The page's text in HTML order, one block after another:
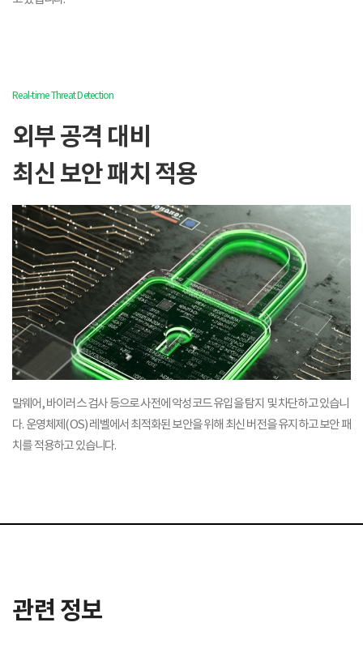
Real-time Threat Detection
외부 공격 대비
최신 보안 패치 적용
말웨어, 바이러스 검사 등으로 사전에 악성코드 유입을탐지 및 차단하고 있습니
다. 운영체제(OS) 레벨에서 최적화된 보안을 위해 최신 버전을 유지하고 보안 패
치를 적용하고 있습니다.
관련 정보